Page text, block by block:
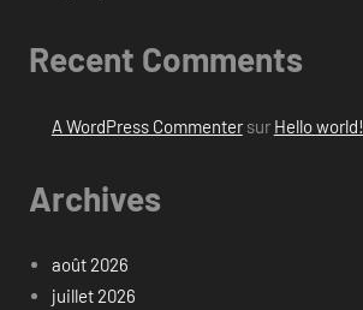
Recent Comments
A WordPress Commentersur Hello world!
Archives
août 2026
juillet 2026